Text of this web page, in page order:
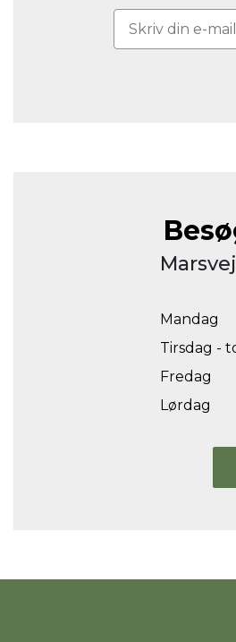
Mandag
Tirsdag -
Fredag
Lørdag